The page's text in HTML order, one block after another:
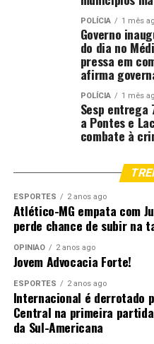
POLÍCIA 1 mês
Governo
do dia no
pressa em
afirma
POLÍCIA 1 mês
Sesp entrega
a Pontes e
combate à
ESPORTES 2 anos ago
Atlético-MG empata com
perde chance de subir na
OPINIÃO 2 anos ago
Jovem Advocacia Forte!
ESPORTES 2 anos ago
Internacional é derrotado
Central na primeira
da Sul-Americana